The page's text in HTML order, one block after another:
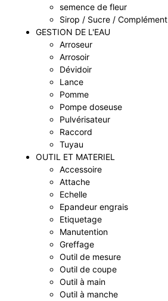
semence de fleur
Sirop / Sucre / Complément
GESTION DE L'EAU
Arroseur
Arrosoir
Dévidoir
Lance
Pomme
Pompe doseuse
Pulvérisateur
Raccord
Tuyau
OUTIL ET MATERIEL
Accessoire
Attache
Echelle
Epandeur engrais
Etiquetage
Manutention
Greffage
Outil de mesure
Outil de coupe
Outil à main
Outil à manche